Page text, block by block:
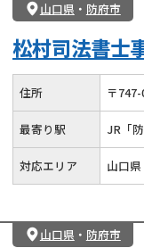
山口県 ・ 防府市
松村司法書士
住所 〒747-
最寄り駅 JR「防
対応エリア 山口県
山口県 ・ 防府市